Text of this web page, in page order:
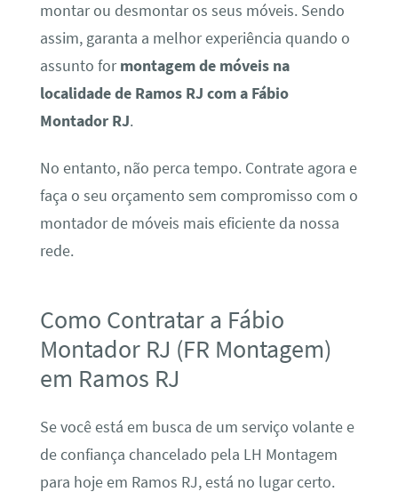
montar ou desmontar os seus móveis. Sendo
assim, garanta a melhor experiência quando o
assunto formontagem de móveis na
localidade de Ramos RJ com a Fábio
Montador RJ.
No entanto, não perca tempo. Contrate agora e
faça o seu orçamento sem compromisso com o
montador de móveis mais eficiente da nossa
rede.
Como Contratar a Fábio
Montador RJ (FR Montagem)
em Ramos RJ
Se você está em busca de um serviço volante e
de confiança chancelado pela LH Montagem
para hoje em Ramos RJ, está no lugar certo.